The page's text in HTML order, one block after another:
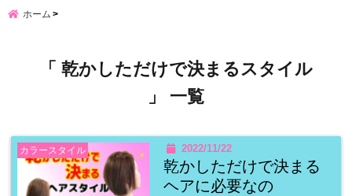
ホーム
「 乾かしただけで決まるスタイル
」 一覧
カラースタイル 2022/11/22
乾かしただけで決まる
ヘアに必要なの